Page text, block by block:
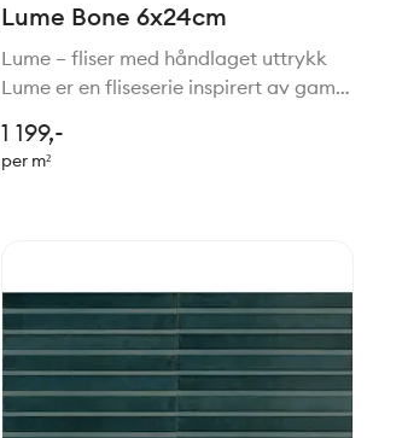
Lume Bone 6x24cm
Lume – fliser med håndlaget uttrykk
Lume er en fliseserie inspirert av gamle
gjenskapt med moderne teknologi.
Resultatet er en vakker kombinasjon
1 199,-
per m²